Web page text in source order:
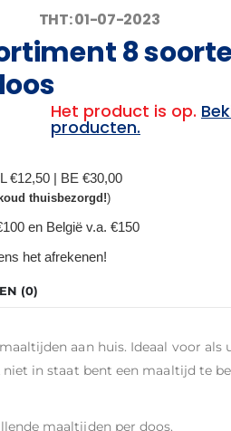
THT: 01-07-2023
8
Het product is op.
producten.
€12,50 | BE €30,00
thuisbezorgd!)
en België v.a. €150
het afrekenen!
(0)
aan huis. Ideaal voor
in staat bent een maaltijd te
maaltijden per doos.